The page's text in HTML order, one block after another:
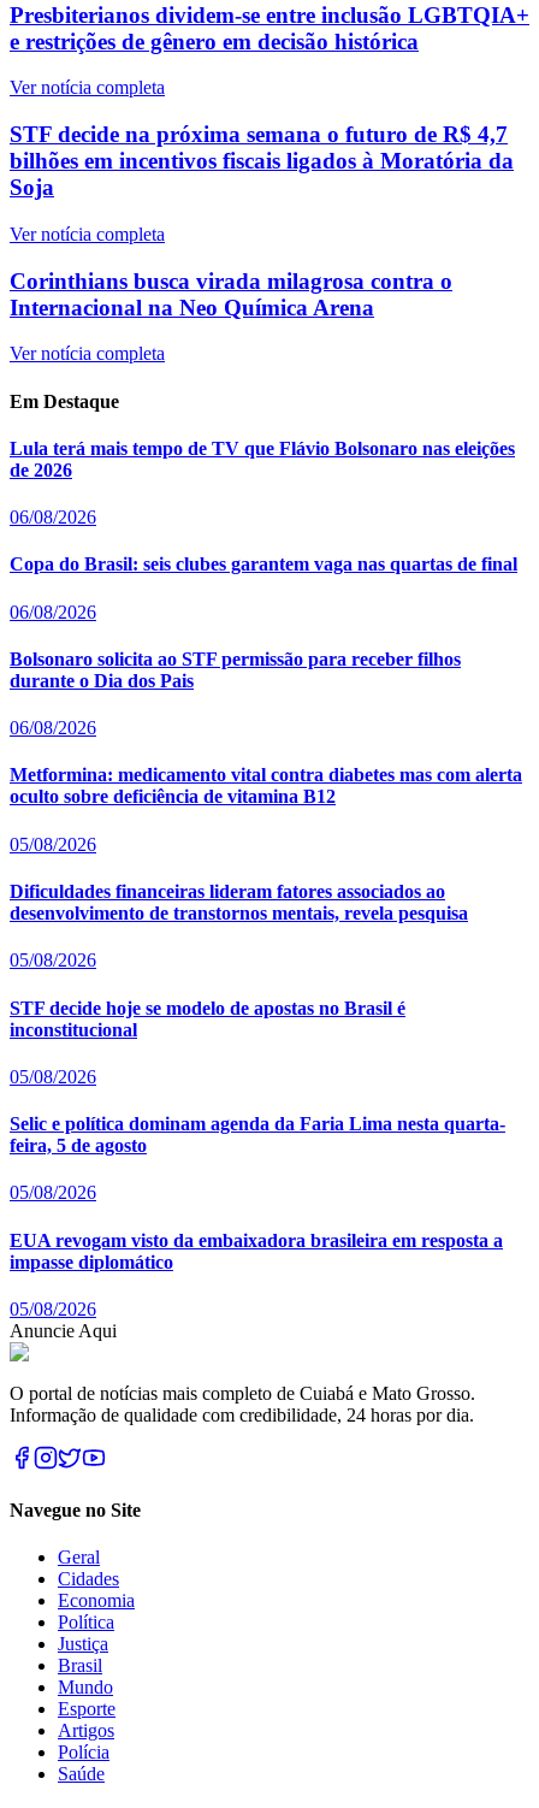
Presbiterianos dividem-se entre inclusão LGBTQIA+
e restrições de gênero em decisão histórica
Ver notícia completa
STF decide na próxima semana o futuro de R$ 4,7
bilhões em incentivos fiscais ligados à Moratória da
Soja
Ver notícia completa
Corinthians busca virada milagrosa contra o
Internacional na Neo Química Arena
Ver notícia completa
Em Destaque
Lula terá mais tempo de TV que Flávio Bolsonaro nas eleições
de 2026
06/08/2026
Copa do Brasil: seis clubes garantem vaga nas quartas de final
06/08/2026
Bolsonaro solicita ao STF permissão para receber filhos
durante o Dia dos Pais
06/08/2026
Metformina: medicamento vital contra diabetes mas com alerta
oculto sobre deficiência de vitamina B12
05/08/2026
Dificuldades financeiras lideram fatores associados ao
desenvolvimento de transtornos mentais, revela pesquisa
05/08/2026
STF decide hoje se modelo de apostas no Brasil é
inconstitucional
05/08/2026
Selic e política dominam agenda da Faria Lima nesta quarta-
feira, 5 de agosto
05/08/2026
EUA revogam visto da embaixadora brasileira em resposta a
impasse diplomático
05/08/2026
Anuncie Aqui
O portal de notícias mais completo de Cuiabá e Mato Grosso.
Informação de qualidade com credibilidade, 24 horas por dia.
Navegue no Site
Geral
Cidades
Economia
Política
Justiça
Brasil
Mundo
Esporte
Artigos
Polícia
Saúde